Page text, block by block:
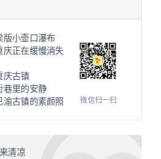
版小壶口瀑布
庆正在缓慢消失
庆古镇
巷里的安静
渝古镇的素颜照
微信扫一扫
清凉